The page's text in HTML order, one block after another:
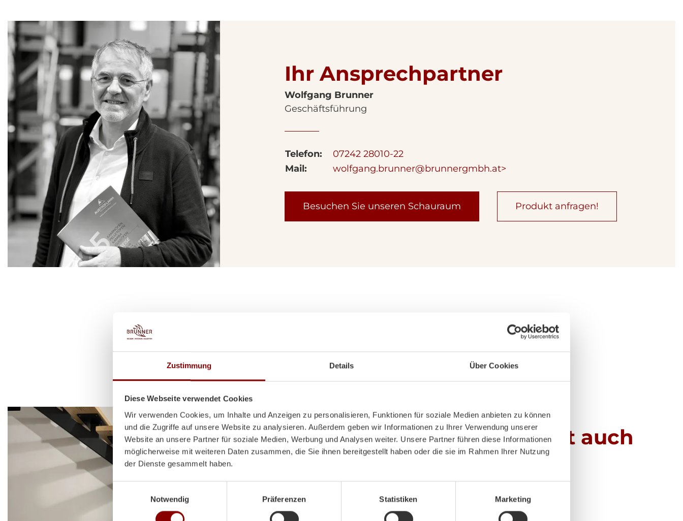
Zustimmung Details Über Cookies
Diese Webseite verwendet Cookies
Wir verwenden Cookies, um Inhalte und Anzeigen zu personalisieren, Funktionen für soziale Medien anbieten zu können
und die Zugriffe auf unsere Website zu analysieren. Außerdem geben wir Informationen zu Ihrer Verwendung unserer
Website an unsere Partner für soziale Medien, Werbung und Analysen weiter. Unsere Partner führen diese Informationen
möglicherweise mit weiteren Daten zusammen, die Sie ihnen bereitgestellt haben oder die sie im Rahmen Ihrer Nutzung
der Dienste gesammelt haben.
Notwendig
Präferenzen Statistiken Marketing
Ihr Ansprechpartner
Wolfgang Brunner
Geschäftsführung
Telefon:
07242 28010-22
Mail:
wolfgang.brunner@brunnergmbh.at>
Besuchen Sie unseren Schauraum Produkt anfragen!
Kundenmeinungen
Heizt super und sieht auch
Hallo Herr Brunner